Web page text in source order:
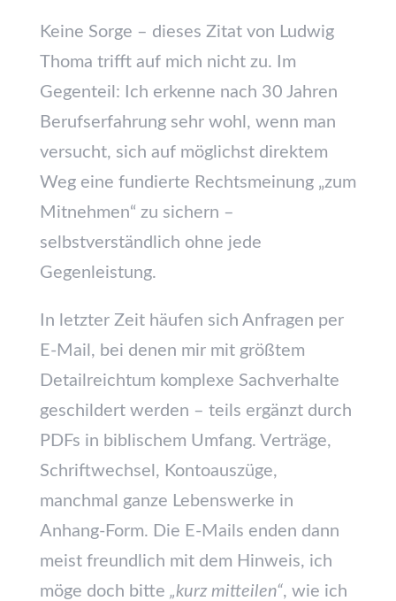
Keine Sorge – dieses Zitat von Ludwig
Thoma trifft auf mich nicht zu. Im
Gegenteil: Ich erkenne nach 30 Jahren
Berufserfahrung sehr wohl, wenn man
versucht, sich auf möglichst direktem
Weg eine fundierte Rechtsmeinung „zum
Mitnehmen“ zu sichern –
selbstverständlich ohne jede
Gegenleistung.
In letzter Zeit häufen sich Anfragen per
E-Mail, bei denen mir mit größtem
Detailreichtum komplexe Sachverhalte
geschildert werden – teils ergänzt durch
PDFs in biblischem Umfang. Verträge,
Schriftwechsel, Kontoauszüge,
manchmal ganze Lebenswerke in
Anhang-Form. Die E-Mails enden dann
meist freundlich mit dem Hinweis, ich
möge doch bitte „kurz mitteilen“, wie ich